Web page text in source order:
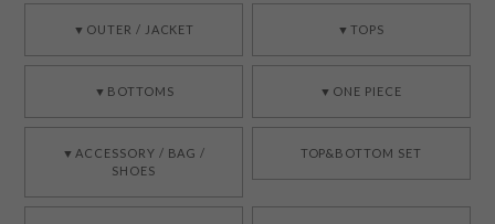
▼OUTER / JACKET ▼TOPS
▼BOTTOMS ▼ONE PIECE
▼ACCESSORY / BAG /
SHOES
TOP&BOTTOM SET